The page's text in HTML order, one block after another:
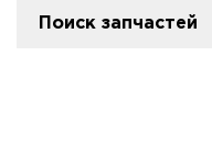
Поиск запчастей